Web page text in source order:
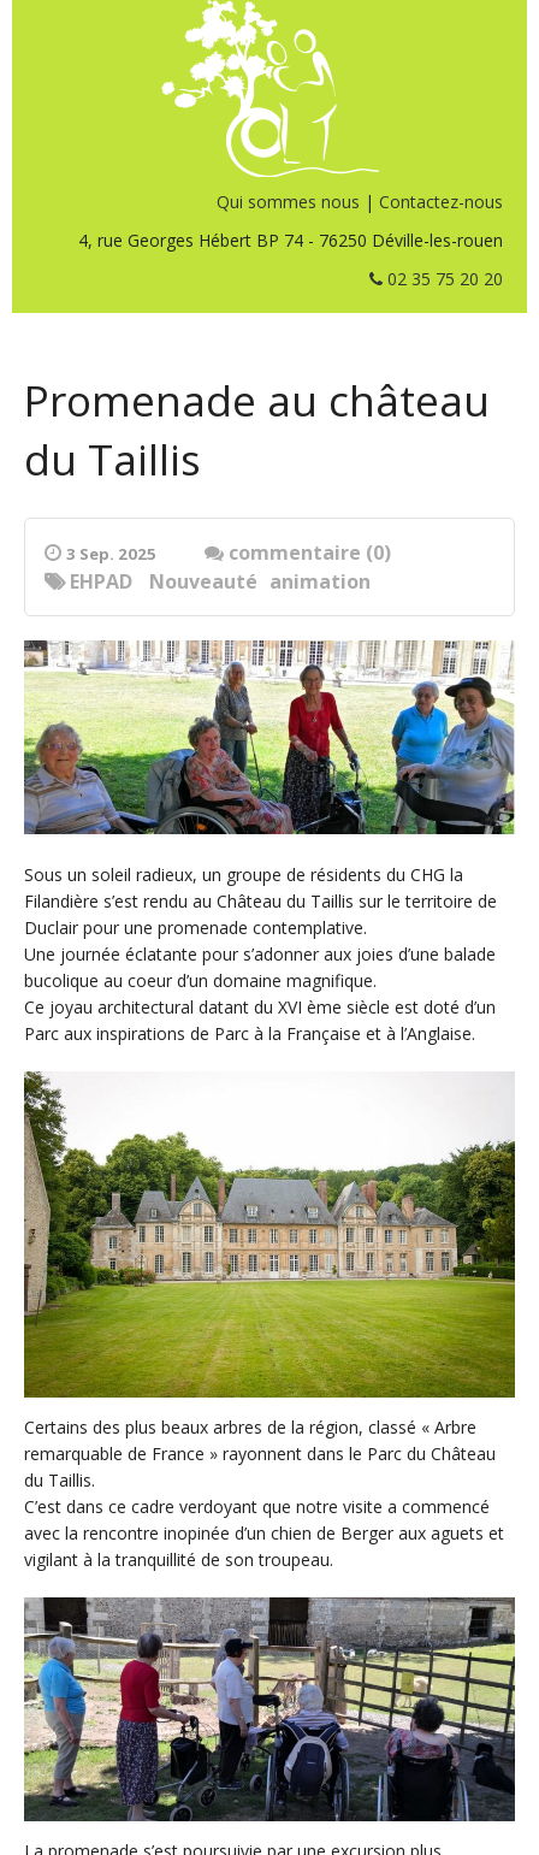
Qui sommes nous | Contactez-nous
4, rue Georges Hébert BP 74 - 76250 Déville-les-rouen
02 35 75 20 20
Promenade au château
du Taillis
3 Sep. 2025
commentaire (0)
animation
EHPAD Nouveauté
Sous un soleil radieux, un groupe de résidents du CHG la
Filandière s’est rendu au Château du Taillis sur le territoire de
Duclair pour une promenade contemplative.
Une journée éclatante pour s’adonner aux joies d’une balade
bucolique au coeur d’un domaine magnifique.
Ce joyau architectural datant du XVI ème siècle est doté d’un
Parc aux inspirations de Parc à la Française et à l’Anglaise.
Certains des plus beaux arbres de la région, classé « Arbre
remarquable de France » rayonnent dans le Parc du Château
du Taillis.
C’est dans ce cadre verdoyant que notre visite a commencé
avec la rencontre inopinée d’un chien de Berger aux aguets et
vigilant à la tranquillité de son troupeau.
La promenade s’est poursuivie par une excursion plus